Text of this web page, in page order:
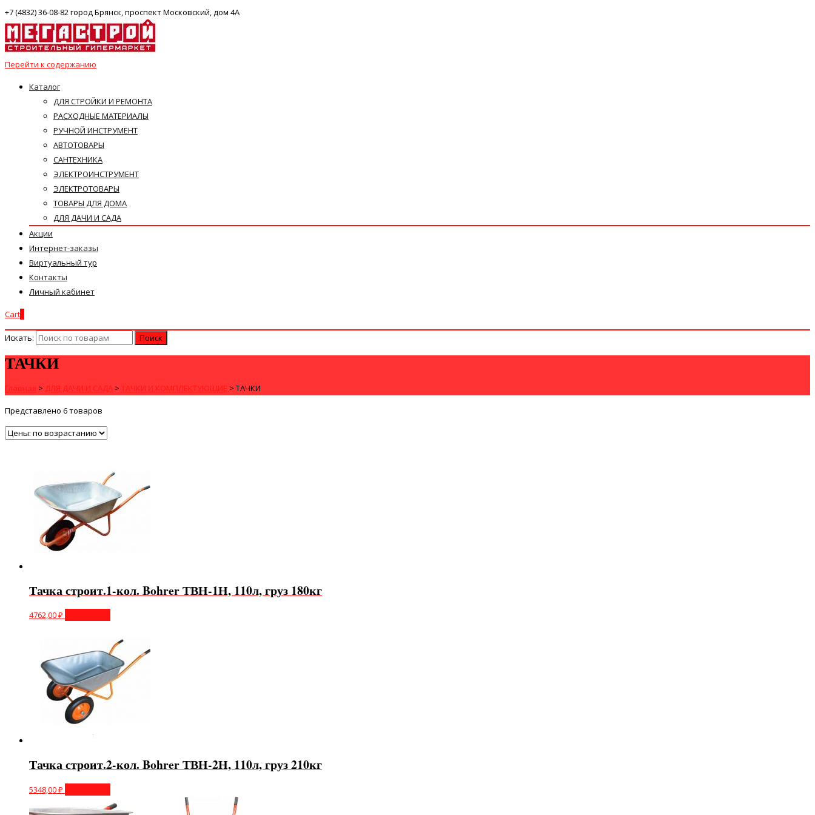
+7 (4832) 36-08-82 город Брянск, проспект Московский, дом 4А
Перейти к содержанию
Каталог
ДЛЯ СТРОЙКИ И РЕМОНТА
РАСХОДНЫЕ МАТЕРИАЛЫ
РУЧНОЙ ИНСТРУМЕНТ
АВТОТОВАРЫ
САНТЕХНИКА
ЭЛЕКТРОИНСТРУМЕНТ
ЭЛЕКТРОТОВАРЫ
ТОВАРЫ ДЛЯ ДОМА
ДЛЯ ДАЧИ И САДА
Акции
Интернет-заказы
Виртуальный тур
Контакты
Личный кабинет
Cart
Искать:
ТАЧКИ
Главная > ДЛЯ ДАЧИ И САДА > ТАЧКИ И КОМПЛЕКТУЮЩИЕ > ТАЧКИ
Представлено 6 товаров
Тачка строит.1-кол. Bohrer ТВН-1Н, 110л, груз 180кг
4762,00₽
Тачка строит.2-кол. Bohrer ТВН-2Н, 110л, груз 210кг
5348,00₽